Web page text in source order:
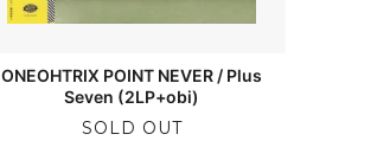
ONEOHTRIX POINT NEVER / Plus
Seven (2LP+obi)
SOLD OUT